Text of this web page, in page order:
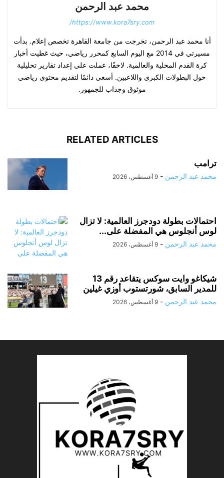
محمد عبد الرحمن
https://www.kora7sry.com/
أنا محمد عبد الرحمن، تخرجت من جامعة القاهرة تخصص إعلام. بدأت
مسيرتي في 2014 مع اليوم السابع كمحرر رياضي، حيث غطيت أخبار
كرة القدم المحلية والعالمية. لاحقًا، عملت على إعداد تقارير تحليلية
حول البطولات الكبرى واللاعبين. أسعى دائمًا لتقديم محتوى رياضي
موثوق وجذاب للجمهور.
RELATED ARTICLES
ترامب
محمد عبد الرحمن - 9 أغسطس، 2026
احتمالات بطولة دودجرز العالمية: لا تزال
لوس أنجلوس هي المفضلة على...
محمد عبد الرحمن - 9 أغسطس، 2026
شيكاغو وايت سوكس يتقاعد رقم 13
للمدير السابق، شورتستوب أوزي غيلين
محمد عبد الرحمن - 9 أغسطس، 2026